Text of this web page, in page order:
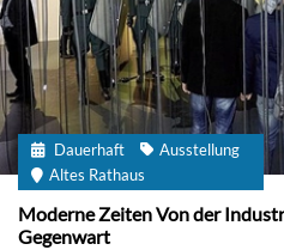
Dauerhaft
Ausstellung
Altes Rathaus
Moderne Zeiten Von der
Gegenwart